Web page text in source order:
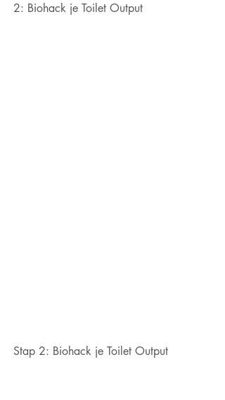
2: Biohack je Toilet Output
Stap 2: Biohack je Toilet Output